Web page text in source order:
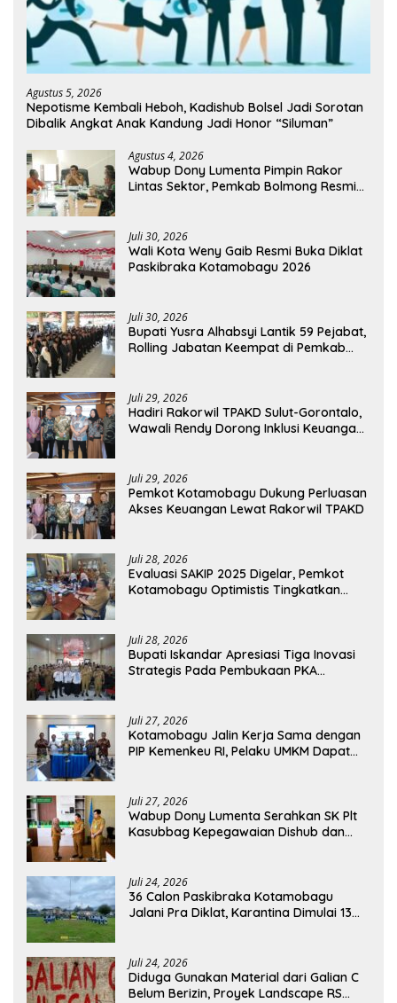
Agustus 5, 2026
Nepotisme Kembali Heboh, Kadishub Bolsel Jadi Sorotan
Dibalik Angkat Anak Kandung Jadi Honor “Siluman”
Agustus 4, 2026
Wabup Dony Lumenta Pimpin Rakor
Lintas Sektor, Pemkab Bolmong Resmi
Juli 30, 2026
Wali Kota Weny Gaib Resmi Buka Diklat
Paskibraka Kotamobagu 2026
Juli 30, 2026
Bupati Yusra Alhabsyi Lantik 59 Pejabat,
Rolling Jabatan Keempat di Pemkab
Juli 29, 2026
Hadiri Rakorwil TPAKD Sulut-Gorontalo,
Wawali Rendy Dorong Inklusi Keuangan
Juli 29, 2026
Pemkot Kotamobagu Dukung Perluasan
Akses Keuangan Lewat Rakorwil TPAKD
Juli 28, 2026
Evaluasi SAKIP 2025 Digelar, Pemkot
Kotamobagu Optimistis Tingkatkan
Juli 28, 2026
Bupati Iskandar Apresiasi Tiga Inovasi
Strategis Pada Pembukaan PKA
Juli 27, 2026
Kotamobagu Jalin Kerja Sama dengan
PIP Kemenkeu RI, Pelaku UMKM Dapat
Juli 27, 2026
Wabup Dony Lumenta Serahkan SK Plt
Kasubbag Kepegawaian Dishub dan
Juli 24, 2026
36 Calon Paskibraka Kotamobagu
Jalani Pra Diklat, Karantina Dimulai 13
Juli 24, 2026
Diduga Gunakan Material dari Galian C
Belum Berizin, Proyek Landscape RS